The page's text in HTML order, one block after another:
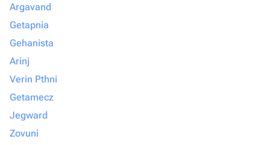
Argavand
Getapnia
Gehanista
Arinj
Verin Pthni
Getamecz
Jegward
Zovuni